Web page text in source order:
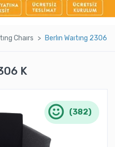
Chaırs Berlın Waıtıng 2306 K
K
(382)